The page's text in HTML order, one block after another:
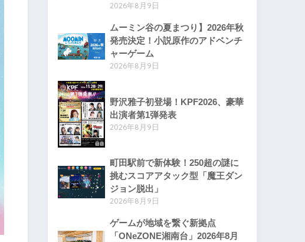
2026年8月9日
ムーミン谷の夏まつり】2026年秋
発売決定！小説原作のアドベンチ
ャーゲーム
2026年8月9日
野沢雅子初登場！KPF2026、豪華
出演者第1弾発表
2026年8月9日
町田駅前で新体験！250超の謎に
挑むスコアアタック型「魔王ダン
ジョン脱出」
2026年8月9日
ゲームが地域を繋ぐ新拠点
「ONeZONE湘南台」2026年8月